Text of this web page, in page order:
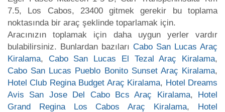
7.5, Los Cabos, 23400 gitmek gerekir bu toplama
noktasında bir araç şeklinde toparlamak için.
Aracınızın toplamak için daha uygun yerler vardır
bulabilirsiniz. Bunlardan bazıları Cabo San Lucas Araç
Kiralama, Cabo San Lucas El Tezal Araç Kiralama,
Cabo San Lucas Pueblo Bonito Sunset Araç Kiralama,
Hotel Club Regina Budget Araç Kiralama, Hotel Dreams
Avis San Jose Del Cabo Bcs Araç Kiralama, Hotel
Grand Regina Los Cabos Araç Kiralama, Hotel